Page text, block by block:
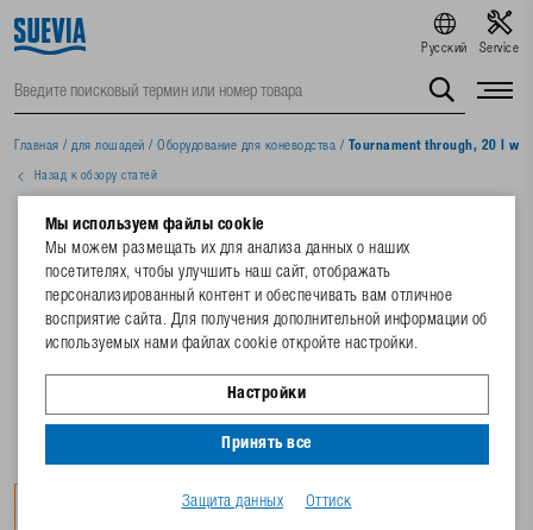
Русский Service
Главная / для лошадей / Oборудование для коневодства / Tournament through, 20 l
Назад к обзору статей
Мы используем файлы cookie
Мы можем размещать их для анализа данных о наших
посетителях, чтобы улучшить наш сайт, отображать
персонализированный контент и обеспечивать вам отличное
восприятие сайта. Для получения дополнительной информации об
используемых нами файлах cookie откройте настройки.
Настройки
Принять все
Защита данных Оттиск